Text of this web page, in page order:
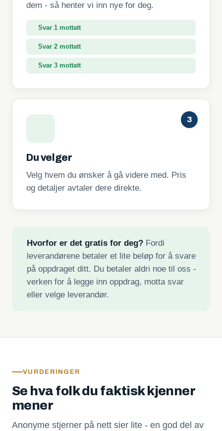
dem - så henter vi inn nye for deg.
Svar 1 mottatt
Svar 2 mottatt
Svar 3 mottatt
3
Du velger
Velg hvem du ønsker å gå videre med. Pris
og detaljer avtaler dere direkte.
Hvorfor er det gratis for deg?Fordi
leverandørene betaler et lite beløp for å svare
på oppdraget ditt. Du betaler aldri noe til oss -
verken for å legge inn oppdrag, motta svar
eller velge leverandør.
VURDERINGER
Se hva folk du faktisk kjenner
mener
Anonyme stjerner på nett sier lite - en god del av